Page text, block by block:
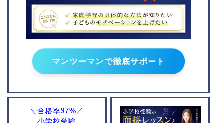
マンツーマンで徹底サポート
＼合格率97%／
小学校受験
聖学院小学校
サレジアン国際学園小学
青山学院初等部
宝仙学園小学校
桐朋小学校
淑徳小学校
成蹊小学校
横浜国立大学教育学部附
属横浜小学校
横浜三育小学校
慶應義塾横浜初等部
聖ヨゼフ学園小学校
横浜国立大学教育学部附
横須賀学院小学校
青山学院横浜英和小学校
関東学院六浦小学校